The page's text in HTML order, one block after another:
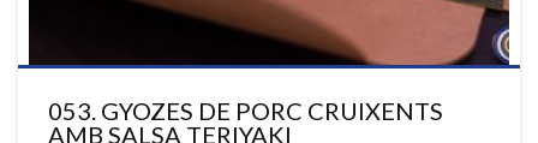
053. GYOZES DE PORC CRUIXENTS
AMB SALSA TERIYAKI